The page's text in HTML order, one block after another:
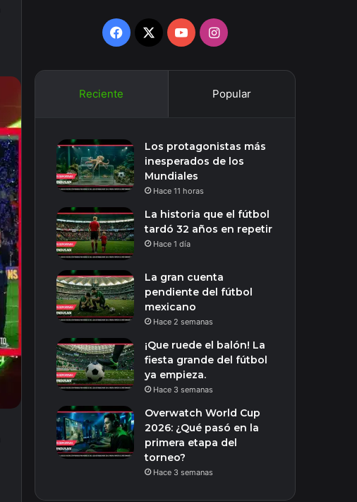
Facebook
X YouTubeInstagram
Reciente Popular
Los protagonistas más
inesperados de los
Mundiales
Hace 11 horas
La historia que el fútbol
tardó 32 años en repetir
Hace 1 día
La gran cuenta
pendiente del fútbol
mexicano
Hace 2 semanas
¡Que ruede el balón! La
fiesta grande del fútbol
ya empieza.
Hace 3 semanas
Overwatch World Cup
2026: ¿Qué pasó en la
primera etapa del
torneo?
Hace 3 semanas